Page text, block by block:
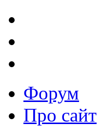
Форум
Про сайт